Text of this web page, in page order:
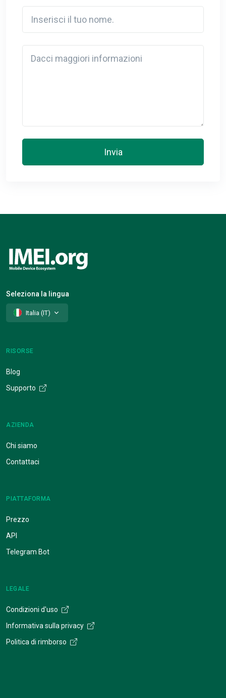
Invia
Seleziona la lingua
Italia (IT)
RISORSE
Blog
Supporto
AZIENDA
Chi siamo
Contattaci
PIATTAFORMA
Prezzo
API
Telegram Bot
LEGALE
Condizioni d'uso
Informativa sulla privacy
Politica di rimborso